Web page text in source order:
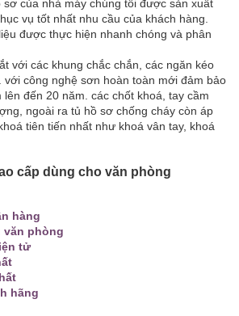
sơ của nhà máy chúng tôi được sản xuất
vụ tốt nhất nhu cầu của khách hàng.
được thực hiện nhanh chóng và phân
với các khung chắc chắn, các ngăn kéo
với công nghệ sơn hoàn toàn mới đảm bảo
đến 20 năm. các chốt khoá, tay cầm
ngoài ra tủ hồ sơ chống cháy còn áp
tiên tiến nhất như khoá vân tay, khoá
cấp dùng cho văn phòng
hàng
văn phòng
tử
hãng